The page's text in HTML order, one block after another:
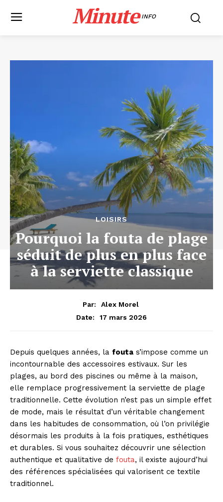
Minute INFO
LOISIRS
Pourquoi la fouta de plage
séduit de plus en plus face
à la serviette classique
Par:
Alex Morel
Date:
17 mars 2026
Depuis quelques années, la fouta s’impose comme un
incontournable des accessoires estivaux. Sur les
plages, au bord des piscines ou même à la maison,
elle remplace progressivement la serviette de plage
traditionnelle. Cette évolution n’est pas un simple effet
de mode, mais le résultat d’un véritable changement
dans les habitudes de consommation, où l’on privilégie
désormais les produits à la fois pratiques, esthétiques
et durables. Si vous souhaitez découvrir une sélection
authentique et qualitative de fouta, il existe aujourd’hui
des références spécialisées qui valorisent ce textile
traditionnel.